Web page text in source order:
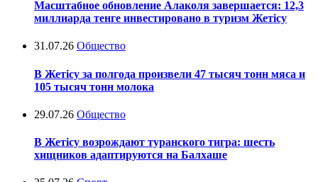
Масштабное обновление Алаколя завершается: 12,3
миллиарда тенге инвестировано в туризм Жетісу
31.07.26 Общество
В Жетісу за полгода произвели 47 тысяч тонн мяса и
105 тысяч тонн молока
29.07.26 Общество
В Жетісу возрождают туранского тигра: шесть
хищников адаптируются на Балхаше